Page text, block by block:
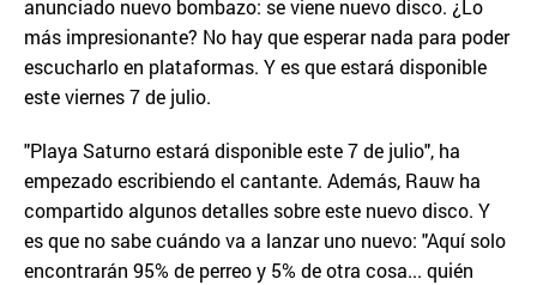
anunciado nuevo bombazo: se viene nuevo disco. ¿Lo
más impresionante? No hay que esperar nada para poder
escucharlo en plataformas. Y es que estará disponible
este viernes 7 de julio.
"Playa Saturno estará disponible este 7 de julio", ha
empezado escribiendo el cantante. Además, Rauw ha
compartido algunos detalles sobre este nuevo disco. Y
es que no sabe cuándo va a lanzar uno nuevo: "Aquí solo
encontrarán 95% de perreo y 5% de otra cosa... quién